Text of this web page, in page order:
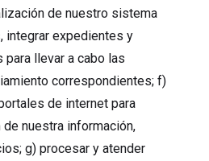
de nuestro sistema
integrar expedientes y
llevar a cabo las
correspondientes; f)
de internet para
nuestra información,
g) procesar y atender